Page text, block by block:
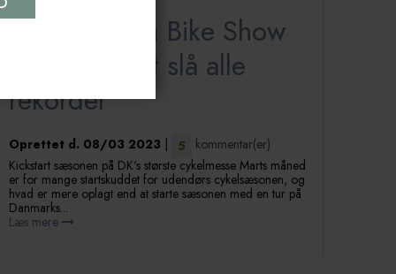
Copenhagen Bike Show
'23 ventes at slå alle
rekorder
Oprettet d. 08/03 2023 | 5
kommentar(er)
Kickstart sæsonen på DK's største cykelmesse Marts måned
er for mange startskuddet for udendørs cykelsæsonen, og
hvad er mere oplagt end at starte sæsonen med en tur på
Danmarks...
Læs mere